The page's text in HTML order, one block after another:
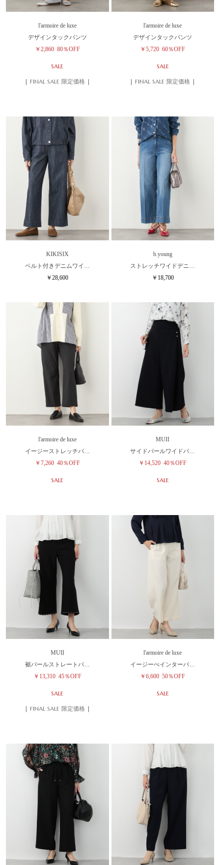
l'armoire de luxe
デザインタックパンツ
￥2,860 80％OFF
SALE
| FINAL SALE 限定価格 |
l'armoire de luxe
デザインタックパンツ
￥5,720 60％OFF
SALE
| FINAL SALE 限定価格 |
KIKISIX
ベルト付きデニムワイ…
￥28,600
b.young
ストレッチワイドデニ…
￥18,700
l'armoire de luxe
イージーストレッチパ…
￥7,260 40％OFF
SALE
MUII
サイドパールワイドパ…
￥14,520 40％OFF
SALE
MUII
裾パールストレートパ…
￥13,310 45％OFF
SALE
| FINAL SALE 限定価格 |
l'armoire de luxe
イージーぺインターパ…
￥6,600 50％OFF
SALE